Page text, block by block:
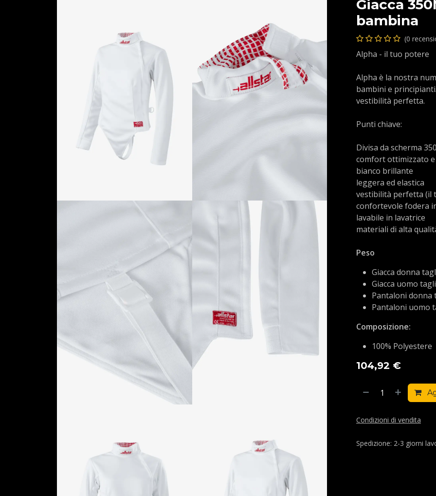
Giacca
bambina
(0
Alpha - il tuo potere
Alpha è la nostra
bambini e
vestibilità perfetta.
Punti chiave:
Divisa da scherma
comfort ottimizzato
bianco brillante
leggera ed elastica
vestibilità perfetta (il
confortevole fodera
lavabile in lavatrice
materiali di alta
Peso
Giacca donna
Giacca uomo
Pantaloni donna
Pantaloni uomo
Composizione:
100% Polyestere
104,92 €
Condizioni di vendita
Spedizione: 2-3 giorni